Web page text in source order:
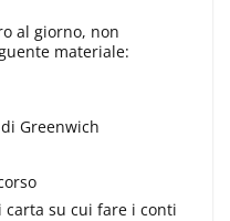
al giorno, non
materiale:
Greenwich
su cui fare i conti